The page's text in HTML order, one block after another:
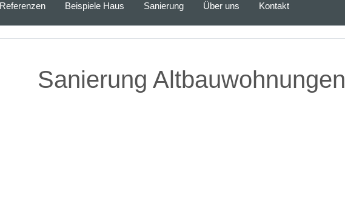
Referenzen Beispiele Haus Sanierung Über uns Kontakt
Sanierung Altbauwohnungen